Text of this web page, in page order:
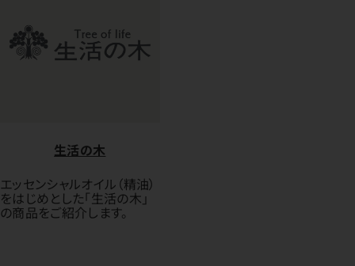
生活の木
エッセンシャルオイル（精油）
をはじめとした「生活の木」
の商品をご紹介します。